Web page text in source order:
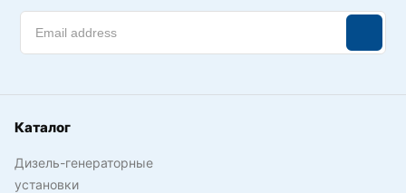
Каталог
Дизель-генераторные
установки